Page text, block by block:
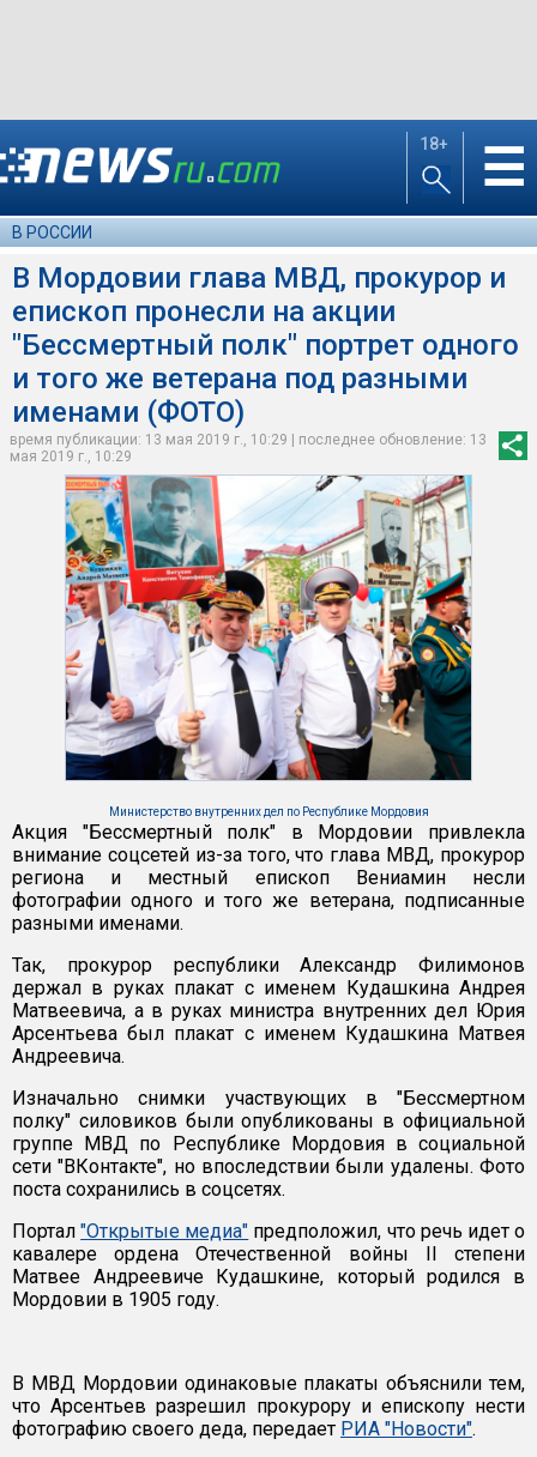
18+ ☰
В РОССИИ
В Мордовии глава МВД, прокурор и
епископ пронесли на акции
"Бессмертный полк" портрет одного
и того же ветерана под разными
именами (ФОТО)
время публикации: 13 мая 2019 г., 10:29 | последнее обновление: 13
мая 2019 г., 10:29
Министерство внутренних дел по Республике Мордовия
Акция "Бессмертный полк" в Мордовии привлекла
внимание соцсетей из-за того, что глава МВД, прокурор
региона и местный епископ Вениамин несли
фотографии одного и того же ветерана, подписанные
разными именами.
Так, прокурор республики Александр Филимонов
держал в руках плакат с именем Кудашкина Андрея
Матвеевича, а в руках министра внутренних дел Юрия
Арсентьева был плакат с именем Кудашкина Матвея
Андреевича.
Изначально снимки участвующих в "Бессмертном
полку" силовиков были опубликованы в официальной
группе МВД по Республике Мордовия в социальной
сети "ВКонтакте", но впоследствии были удалены. Фото
поста сохранились в соцсетях.
Портал"Открытые медиа" предположил, что речь идет о
кавалере ордена Отечественной войны II степени
Матвее Андреевиче Кудашкине, который родился в
Мордовии в 1905 году.
В МВД Мордовии одинаковые плакаты объяснили тем,
что Арсентьев разрешил прокурору и епископу нести
фотографию своего деда, передает РИА "Новости".